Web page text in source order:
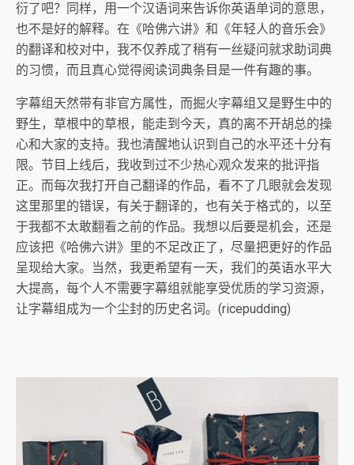
衍了吧？同样，用一个汉语词来告诉你英语单词的意思，
也不是好的解释。在《哈佛六讲》和《年轻人的音乐会》
的翻译和校对中，我不仅养成了稍有一丝疑问就求助词典
的习惯，而且真心觉得阅读词典条目是一件有趣的事。
字幕组天然带有非官方属性，而掘火字幕组又是野生中的
野生，草根中的草根，能走到今天，真的离不开胡总的操
心和大家的支持。我也清醒地认识到自己的水平还十分有
限。节目上线后，我收到过不少热心观众发来的批评指
正。而每次我打开自己翻译的作品，看不了几眼就会发现
这里那里的错误，有关于翻译的，也有关于格式的，以至
于我都不太敢翻看之前的作品。我想以后要是机会，还是
应该把《哈佛六讲》里的不足改正了，尽量把更好的作品
呈现给大家。当然，我更希望有一天，我们的英语水平大
大提高，每个人不需要字幕组就能享受优质的学习资源，
让字幕组成为一个尘封的历史名词。(ricepudding)